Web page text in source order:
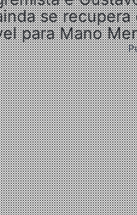
se
para Mano